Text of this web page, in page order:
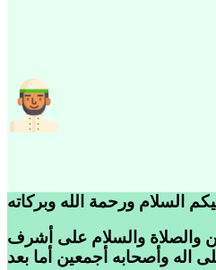
السلام ورحمة الله وبركاته
والصلاة والسلام على أشرف
اله وأصحابه أجمعين أما بعد